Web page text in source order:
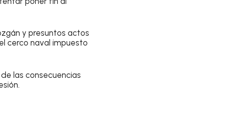
y presuntos actos
cerco naval impuesto
las consecuencias